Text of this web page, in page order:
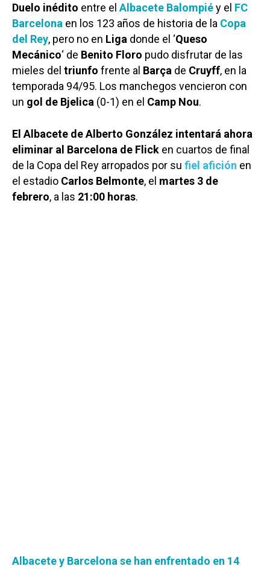
Duelo inédito entre el Albacete Balompiéy el FC
Barcelona en los 123 años de historia de la Copa
del Rey, pero no en Liga donde el ‘Queso
Mecánico‘ de Benito Floro pudo disfrutar de las
mieles del triunfo frente al Barça de Cruyff, en la
temporada 94/95. Los manchegos vencieron con
un gol de Bjelica (0-1) en el Camp Nou.
El Albacete de Alberto González intentará ahora
eliminar al Barcelona de Flick en cuartos de final
de la Copa del Rey arropados por su fiel afición en
el estadio Carlos Belmonte, el martes 3 de
febrero, a las 21:00 horas.
Albacete y Barcelona se han enfrentado en 14